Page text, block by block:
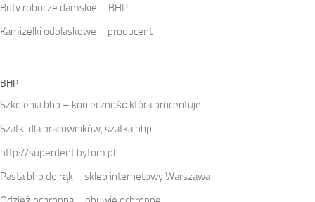
Buty robocze damskie – BHP
Kamizelki odblaskowe – producent
BHP
Szkolenia bhp – konieczność która procentuje
Szafki dla pracowników, szafka bhp
http://superdent.bytom.pl
Pasta bhp do rąk – sklep internetowy Warszawa